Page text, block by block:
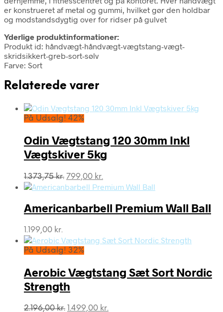
er konstrueret af metal og gummi, hvilket gør den holdbar
og modstandsdygtig over for ridser på gulvet
Yderlige produktinformationer:
Produkt id: håndvægt-håndvægt-vægtstang-vægt-
skridsikkert-greb-sort-sølv
Farve: Sort
Relaterede varer
På Udsalg! 42%
Odin Vægtstang 120 30mm Inkl
Vægtskiver 5kg
1.373,75kr. Den
oprindelige
var:
1.373,75 kr..
799,00 kr.
aktuelle
er:
799,00 kr..
Americanbarbell Premium Wall Ball
1.199,00 kr.
På Udsalg! 32%
Aerobic Vægtstang Sæt Sort Nordic
Strength
2.196,00kr. Den
1.499,00 kr.